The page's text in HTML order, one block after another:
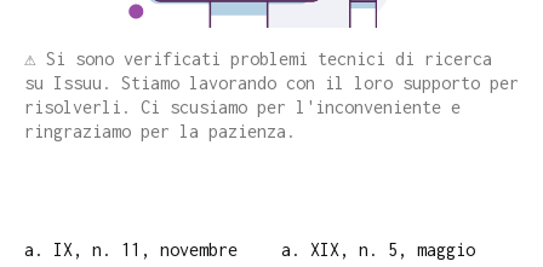
⚠️ Si sono verificati problemi tecnici di ricerca
su Issuu. Stiamo lavorando con il loro supporto per
risolverli. Ci scusiamo per l'inconveniente e
ringraziamo per la pazienza.
a. IX, n. 11, novembre
a. XIX, n. 5, maggio